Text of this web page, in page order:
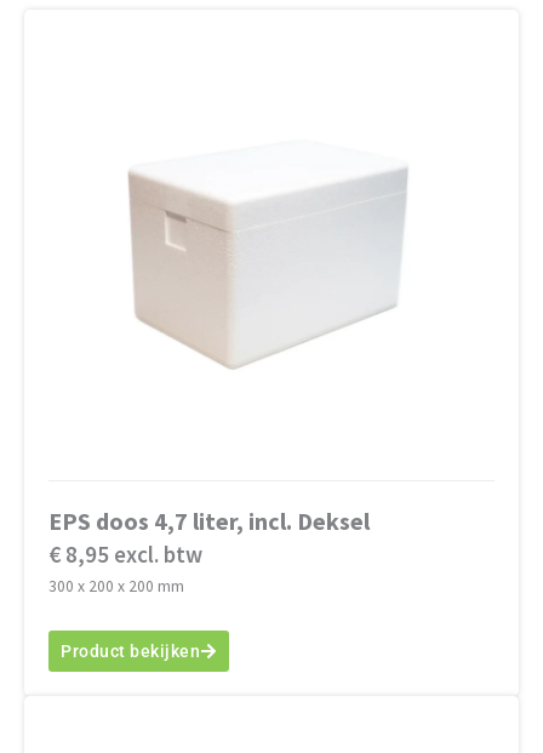
EPS doos 4,7 liter, incl. Deksel
€ 8,95 excl. btw
300 x 200 x 200 mm
Product bekijken